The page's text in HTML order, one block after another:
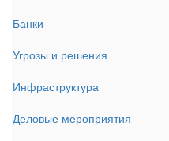
Банки
Угрозы и решения
Инфраструктура
Деловые мероприятия